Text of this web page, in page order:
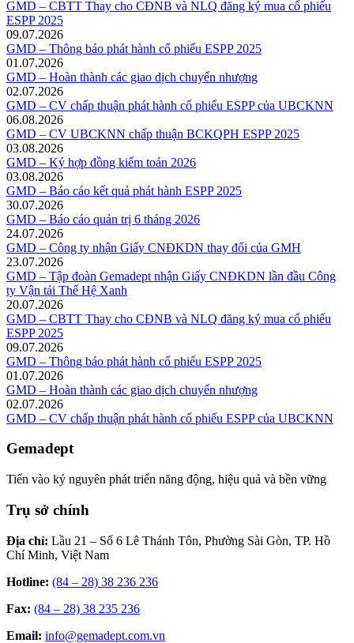
GMD – CBTT Thay cho CĐNB và NLQ đăng ký mua cổ phiếu
ESPP 2025
09.07.2026
GMD – Thông báo phát hành cổ phiếu ESPP 2025
01.07.2026
GMD – Hoàn thành các giao dịch chuyển nhượng
02.07.2026
GMD – CV chấp thuận phát hành cổ phiếu ESPP của UBCKNN
06.08.2026
GMD – CV UBCKNN chấp thuận BCKQPH ESPP 2025
03.08.2026
GMD – Ký hợp đồng kiểm toán 2026
03.08.2026
GMD – Báo cáo kết quả phát hành ESPP 2025
30.07.2026
GMD – Báo cáo quản trị 6 tháng 2026
24.07.2026
GMD – Công ty nhận Giấy CNĐKDN thay đổi của GMH
23.07.2026
GMD – Tập đoàn Gemadept nhận Giấy CNĐKDN lần đầu Công
ty Vận tải Thế Hệ Xanh
20.07.2026
GMD – CBTT Thay cho CĐNB và NLQ đăng ký mua cổ phiếu
ESPP 2025
09.07.2026
GMD – Thông báo phát hành cổ phiếu ESPP 2025
01.07.2026
GMD – Hoàn thành các giao dịch chuyển nhượng
02.07.2026
GMD – CV chấp thuận phát hành cổ phiếu ESPP của UBCKNN
Gemadept
Tiến vào kỷ nguyên phát triển năng động, hiệu quả và bền vững
Trụ sở chính
Địa chỉ: Lầu 21 – Số 6 Lê Thánh Tôn, Phường Sài Gòn, TP. Hồ
Chí Minh, Việt Nam
Hotline: (84 – 28) 38 236 236
Fax: (84 – 28) 38 235 236
Email: info@gemadept.com.vn